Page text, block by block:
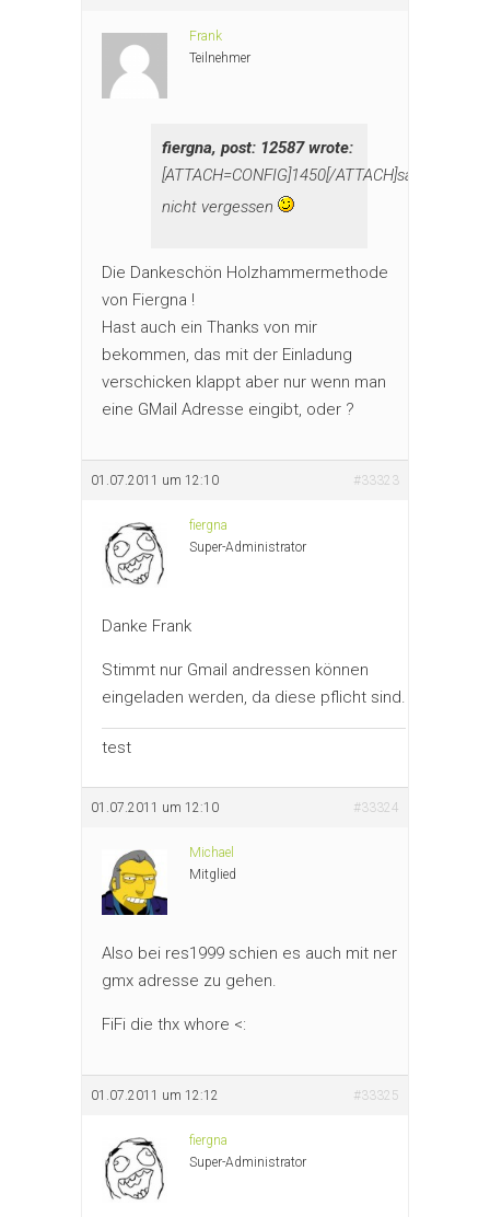
Frank
Teilnehmer
fiergna, post: 12587 wrote:
[ATTACH=CONFIG]1450[/ATTACH]sagen
nicht vergessen
Die Dankeschön Holzhammermethode
von Fiergna !
Hast auch ein Thanks von mir
bekommen, das mit der Einladung
verschicken klappt aber nur wenn man
eine GMail Adresse eingibt, oder ?
01.07.2011 um 12:10 #33323
fiergna
Super-Administrator
Danke Frank
Stimmt nur Gmail andressen können
eingeladen werden, da diese pflicht sind.
test
01.07.2011 um 12:10 #33324
Michael
Mitglied
Also bei res1999 schien es auch mit ner
gmx adresse zu gehen.
FiFi die thx whore <:
01.07.2011 um 12:12 #33325
fiergna
Super-Administrator